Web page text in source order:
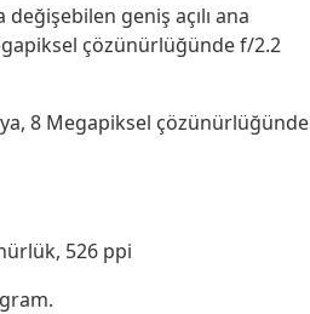
geniş açılı ana
çözünürlüğünde f/2.2
8 Megapiksel çözünürlüğünde
526 ppi